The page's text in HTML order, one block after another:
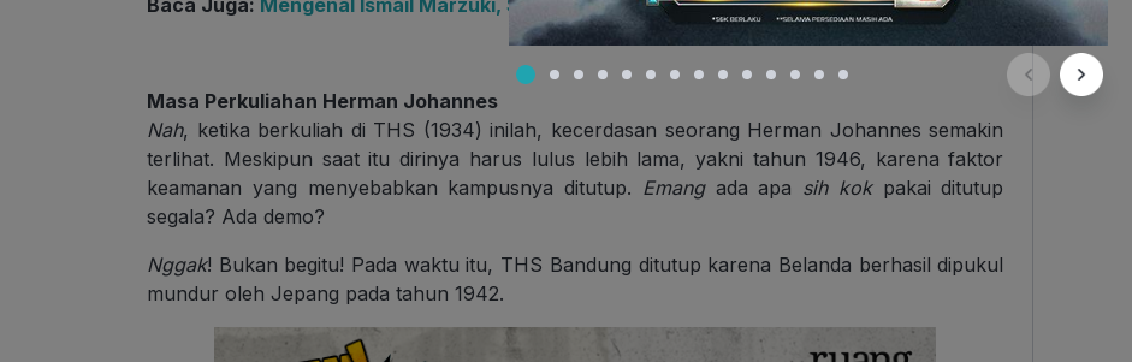
Baca Juga: Mengenal Ismail Marzuki, Sang Maestro Pejuang Kemerdekaan Indonesia
Masa Perkuliahan Herman Johannes
Nah, ketika berkuliah di THS (1934) inilah, kecerdasan seorang Herman Johannes semakin
terlihat. Meskipun saat itu dirinya harus lulus lebih lama, yakni tahun 1946, karena faktor
keamanan yang menyebabkan kampusnya ditutup. Emangada apa sih kokpakai ditutup
segala? Ada demo?
Nggak! Bukan begitu! Pada waktu itu, THS Bandung ditutup karena Belanda berhasil dipukul
mundur oleh Jepang pada tahun 1942.